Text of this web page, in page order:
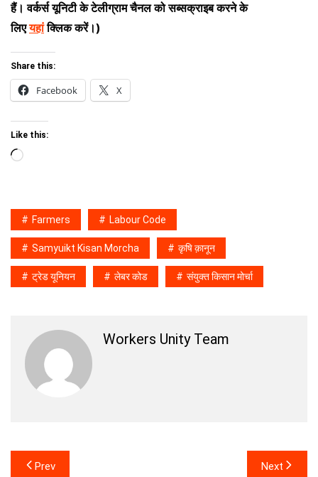
हैं। वर्कर्स यूनिटी के टेलीग्राम चैनल को सब्सक्राइब करने के
लिएयहां क्लिक करें।)
Share this:
Facebook X
Like this:
Loading…
Farmers Labour Code
Samyuikt Kisan Morcha कृषि क़ानून
ट्रेड यूनियन लेबर कोड संयुक्त किसान मोर्चा
Workers Unity Team
Post
Prev Next